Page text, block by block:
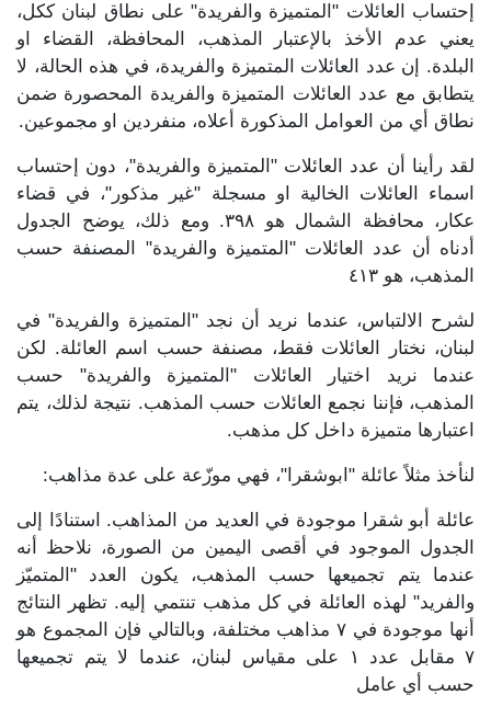
إحتساب العائلات "المتميزة والفريدة" على نطاق لبنان ككل،
يعني عدم الأخذ بالإعتبار المذهب، المحافظة، القضاء او
البلدة. إن عدد العائلات المتميزة والفريدة، في هذه الحالة، لا
يتطابق مع عدد العائلات المتميزة والفريدة المحصورة ضمن
نطاق أي من العوامل المذكورة أعلاه، منفردين او مجموعين.
لقد رأينا أن عدد العائلات "المتميزة والفريدة"، دون إحتساب
اسماء العائلات الخالية او مسجلة "غير مذكور"، في قضاء
عكار، محافظة الشمال هو ٣٩٨. ومع ذلك، يوضح الجدول
أدناه أن عدد العائلات "المتميزة والفريدة" المصنفة حسب
المذهب، هو ٤١٣
لشرح الالتباس، عندما نريد أن نجد "المتميزة والفريدة" في
لبنان، نختار العائلات فقط، مصنفة حسب اسم العائلة. لكن
عندما نريد اختيار العائلات "المتميزة والفريدة" حسب
المذهب، فإننا نجمع العائلات حسب المذهب. نتيجة لذلك، يتم
اعتبارها متميزة داخل كل مذهب.
لنأخذ مثلاً عائلة "ابوشقرا"، فهي موزّعة على عدة مذاهب:
عائلة أبو شقرا موجودة في العديد من المذاهب. استنادًا إلى
الجدول الموجود في أقصى اليمين من الصورة، نلاحظ أنه
عندما يتم تجميعها حسب المذهب، يكون العدد "المتميّز
والفريد" لهذه العائلة في كل مذهب تنتمي إليه. تظهر النتائج
أنها موجودة في ٧ مذاهب مختلفة، وبالتالي فإن المجموع هو
٧ مقابل عدد ١ على مقياس لبنان، عندما لا يتم تجميعها
حسب أي عامل